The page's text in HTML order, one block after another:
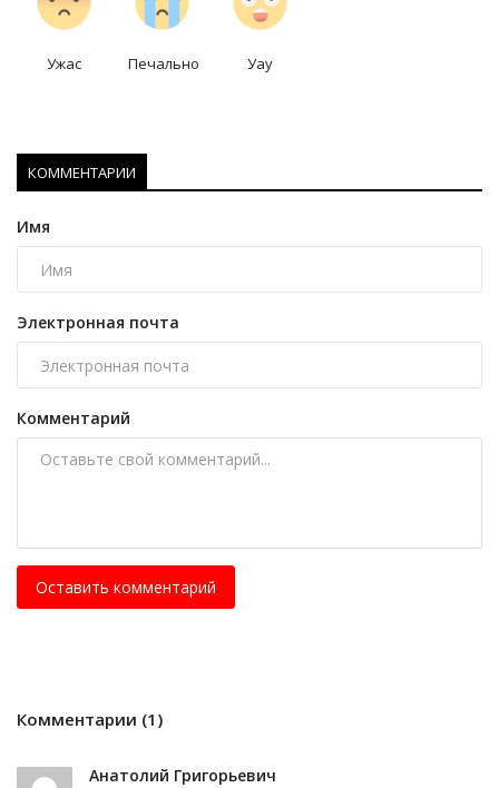
Ужас Печально Уау
КОММЕНТАРИИ
Имя
Электронная почта
Комментарий
Оставить комментарий
Комментарии (1)
Анатолий Григорьевич